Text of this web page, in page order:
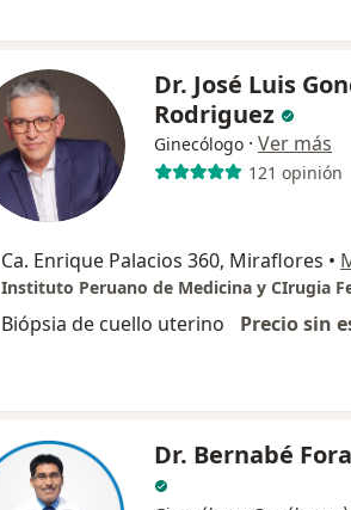
Dr. José Luis
Rodriguez
Ginecólogo · Ver más
121 opinión
Ca. Enrique Palacios 360, Miraflores •
Instituto Peruano de Medicina y CIrugia
Biópsia de cuello uterino Precio sin
Dr. Bernabé